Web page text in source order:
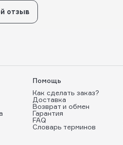
отзыв
Помощь
Как сделать заказ?
Доставка
Возврат и обмен
Гарантия
FAQ
Словарь терминов